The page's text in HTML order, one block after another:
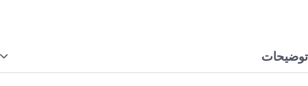
توضیحات